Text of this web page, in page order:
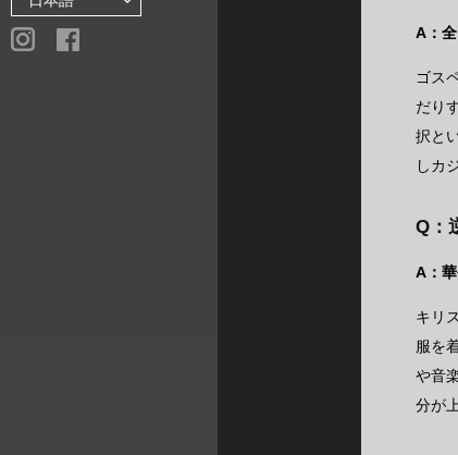
A：
ゴス
だり
択と
しカ
Q：
A：
キリ
服を
や音
分が